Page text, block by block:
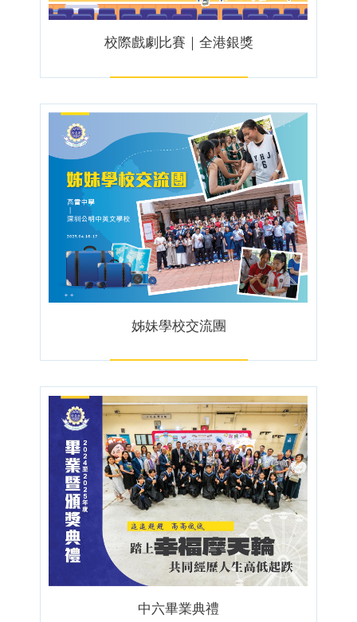
校際戲劇比賽｜全港銀獎
姊妹學校交流團
中六畢業典禮